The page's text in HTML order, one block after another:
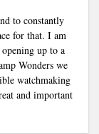
to constantly
for that. I am
up to a
Wonders we
watchmaking
and important